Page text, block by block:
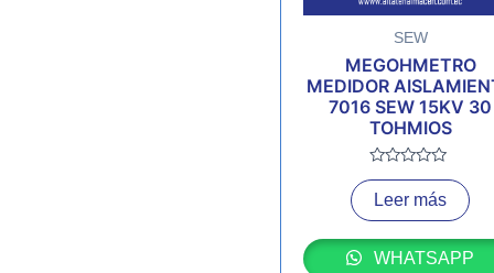
SEW
MEGOHMETRO
MEDIDOR
7016 SEW 15KV 30
TOHMIOS
Valorado
con
0
de
Leer más
WHATSAPP